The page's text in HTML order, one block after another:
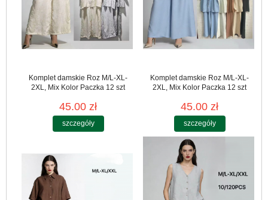
Komplet damskie Roz M/L-XL-
2XL, Mix Kolor Paczka 12 szt
45.00 zł
szczegóły
Komplet damskie Roz M/L-XL-
2XL, Mix Kolor Paczka 12 szt
45.00 zł
szczegóły